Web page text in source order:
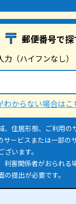
郵便番号で探
（ハイフンなし）
わからない場合はこ
、住居形態、ご利用の
サービスまたは一部の
ざいます。
利害関係者がおられる
の提出が必要です。